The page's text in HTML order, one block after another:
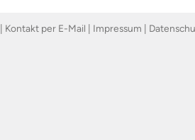
Kontakt per E-Mail Impressum